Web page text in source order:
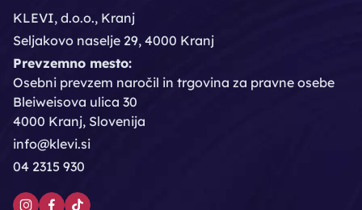
KLEVI, d.o.o., Kranj
Seljakovo naselje 29, 4000 Kranj
Prevzemno mesto:
Osebni prevzem naročil in trgovina za pravne osebe
Bleiweisova ulica 30
4000 Kranj, Slovenija
info@klevi.si
04 2315 930